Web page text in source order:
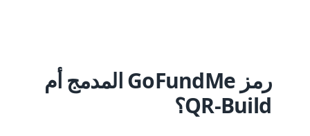
رمز GoFundMe المدمج أم
QR-Build؟